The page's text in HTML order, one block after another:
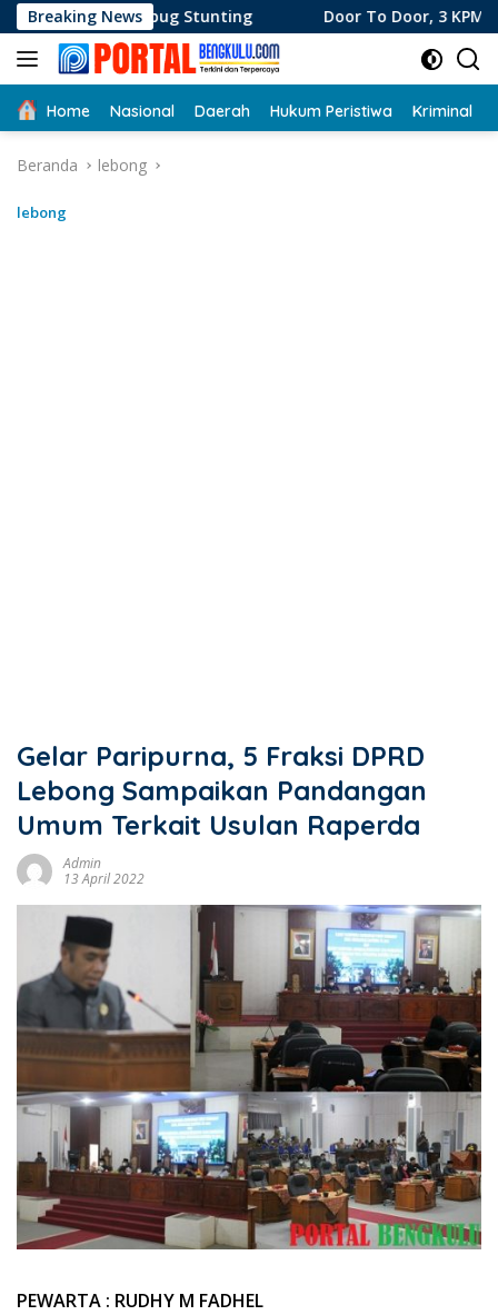
Langsung
ke
konten
Breaking News
Stunting Door To Door, 3 KPM Desa Mekar Jaya
Home Nasional Daerah Hukum Peristiwa Kriminal
Beranda lebong
lebong
Gelar Paripurna, 5 Fraksi DPRD
Lebong Sampaikan Pandangan
Umum Terkait Usulan Raperda
Admin
13 April 2022
PEWARTA : RUDHY M FADHEL